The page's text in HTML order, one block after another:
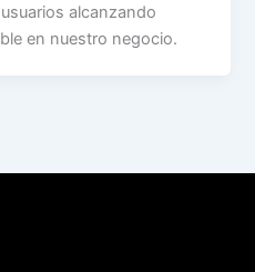
alcanzando
en nuestro negocio.